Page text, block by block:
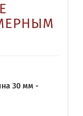
30 мм -